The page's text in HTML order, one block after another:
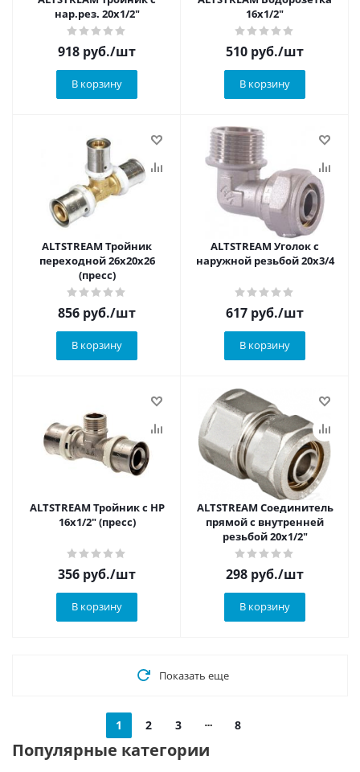
нар.рез. 20х1/2"
918 руб./шт
В корзину
16х1/2"
510 руб./шт
В корзину
ALTSTREAM Тройник
переходной 26х20х26
(пресс)
856 руб./шт
В корзину
ALTSTREAM Уголок с
наружной резьбой 20х3/4
617 руб./шт
В корзину
ALTSTREAM Тройник с НР
16х1/2" (пресс)
356 руб./шт
В корзину
ALTSTREAM Соединитель
прямой с внутренней
резьбой 20х1/2"
298 руб./шт
В корзину
Показать еще
1 2 3 8
Популярные категории